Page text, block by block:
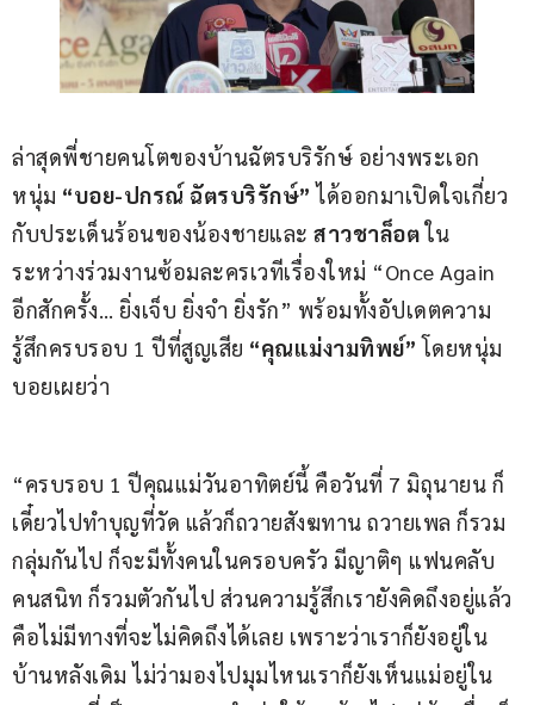
ล่าสุดพี่ชายคนโตของบ้านฉัตรบริรักษ์ อย่างพระเอก
หนุ่ม “บอย-ปกรณ์ ฉัตรบริรักษ์” ได้ออกมาเปิดใจเกี่ยว
กับประเด็นร้อนของน้องชายและ สาวชาล็อต ใน
ระหว่างร่วมงานซ้อมละครเวทีเรื่องใหม่ “Once Again
อีกสักครั้ง… ยิ่งเจ็บ ยิ่งจำ ยิ่งรัก” พร้อมทั้งอัปเดตความ
รู้สึกครบรอบ 1 ปีที่สูญเสีย “คุณแม่งามทิพย์” โดยหนุ่ม
บอยเผยว่า
“ครบรอบ 1 ปีคุณแม่วันอาทิตย์นี้ คือวันที่ 7 มิถุนายน ก็
เดี๋ยวไปทำบุญที่วัด แล้วก็ถวายสังฆทาน ถวายเพล ก็รวม
กลุ่มกันไป ก็จะมีทั้งคนในครอบครัว มีญาติๆ แฟนคลับ
คนสนิท ก็รวมตัวกันไป ส่วนความรู้สึกเรายังคิดถึงอยู่แล้ว
คือไม่มีทางที่จะไม่คิดถึงได้เลย เพราะว่าเราก็ยังอยู่ใน
บ้านหลังเดิม ไม่ว่ามองไปมุมไหนเราก็ยังเห็นแม่อยู่ใน